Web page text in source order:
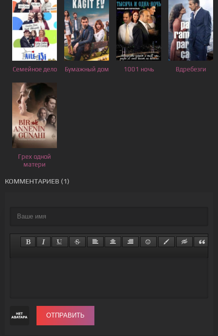
Семейное дело Бумажный дом 1001 ночь Вдребезги
Грех одной
матери
КОММЕНТАРИЕВ (1)
ОТПРАВИТЬ